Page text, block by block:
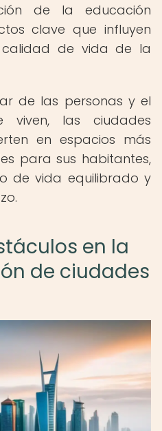
de la educación
clave que influyen
de vida de la
de las personas y el
las ciudades
en espacios más
para sus habitantes,
de vida equilibrado y
en la
de ciudades